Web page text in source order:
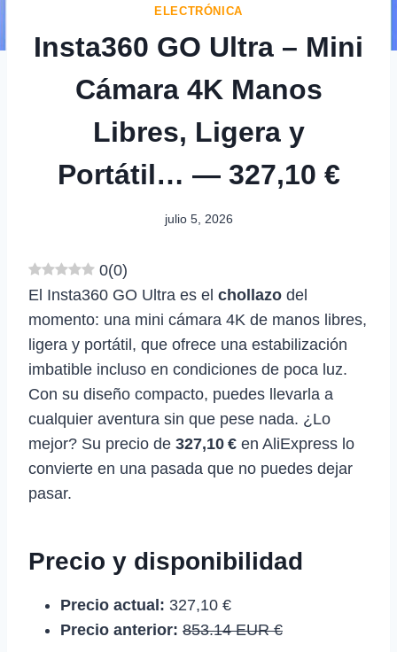
ELECTRÓNICA
Insta360 GO Ultra – Mini
Cámara 4K Manos
Libres, Ligera y
Portátil… — 327,10 €
julio 5, 2026
0(0)
El Insta360 GO Ultra es el chollazo del
momento: una mini cámara 4K de manos libres,
ligera y portátil, que ofrece una estabilización
imbatible incluso en condiciones de poca luz.
Con su diseño compacto, puedes llevarla a
cualquier aventura sin que pese nada. ¿Lo
mejor? Su precio de 327,10 € en AliExpress lo
convierte en una pasada que no puedes dejar
pasar.
Precio y disponibilidad
Precio actual: 327,10 €
Precio anterior: 853.14 EUR €